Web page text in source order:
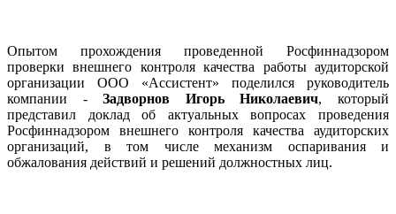
Опытом прохождения проведенной Росфиннадзором
проверки внешнего контроля качества работы аудиторской
организации ООО «Ассистент» поделился руководитель
компании -Задворнов Игорь Николаевич, который
представил доклад об актуальных вопросах проведения
Росфиннадзором внешнего контроля качества аудиторских
организаций, в том числе механизм оспаривания и
обжалования действий и решений должностных лиц.